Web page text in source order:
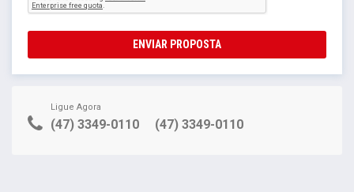
ENVIAR PROPOSTA
Ligue Agora
(47) 3349-0110 (47) 3349-0110